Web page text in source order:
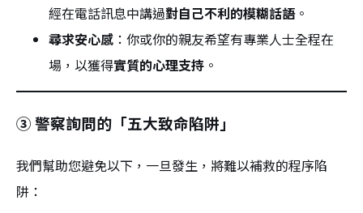
經在電話訊息中講過對自己不利的模糊話語。
尋求安心感 ：你或你的親友希望有專業人士全程在
場，以獲得實質的心理支持 。
③ 警察詢問的「五大致命陷阱」
我們幫助您避免以下，一旦發生，將難以補救的程序陷
阱：